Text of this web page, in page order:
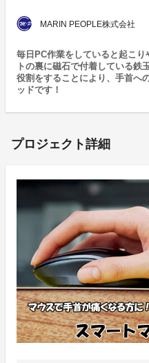
MARIN PEOPLE株式会社
毎日PC作業をしていると起こ
トの裏に磁石で付着している鉄
役割をすることにより、手首へ
ッドです！
プロジェクト詳細